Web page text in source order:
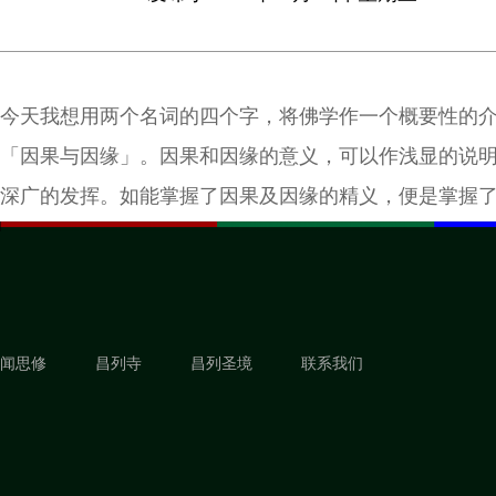
今天我想用两个名词的四个字，将佛学作一个概要性的
「因果与因缘」。因果和因缘的意义，可以作浅显的说
深广的发挥。如能掌握了因果及因缘的精义，便是掌握
闻思修 昌列寺 昌列圣境 联系我们